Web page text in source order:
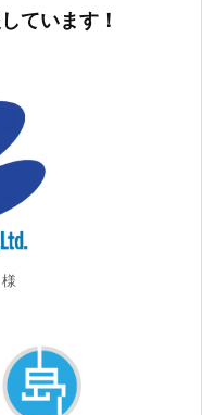
ています！